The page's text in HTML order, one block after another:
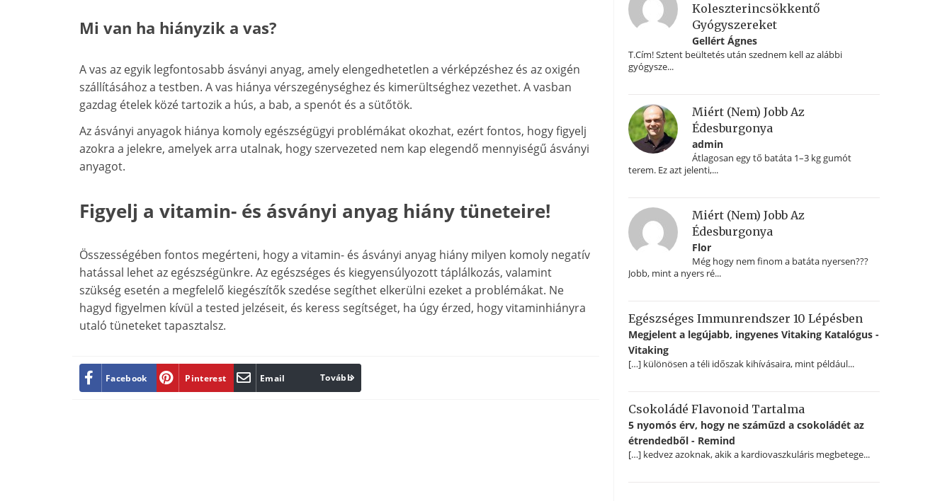
Mi van ha hiányzik a vas?
A vas az egyik legfontosabb ásványi anyag, amely elengedhetetlen a vérképzéshez és az oxigén
szállításához a testben. A vas hiánya vérszegénységhez és kimerültséghez vezethet. A vasban
gazdag ételek közé tartozik a hús, a bab, a spenót és a sütőtök.
Az ásványi anyagok hiánya komoly egészségügyi problémákat okozhat, ezért fontos, hogy figyelj
azokra a jelekre, amelyek arra utalnak, hogy szervezeted nem kap elegendő mennyiségű ásványi
anyagot.
Figyelj a vitamin- és ásványi anyag hiány tüneteire!
Összességében fontos megérteni, hogy a vitamin- és ásványi anyag hiány milyen komoly negatív
hatással lehet az egészségünkre. Az egészséges és kiegyensúlyozott táplálkozás, valamint
szükség esetén a megfelelő kiegészítők szedése segíthet elkerülni ezeket a problémákat. Ne
hagyd figyelmen kívül a tested jelzéseit, és keress segítséget, ha úgy érzed, hogy vitaminhiányra
utaló tüneteket tapasztalsz.
Facebook Pinterest Email Print
Tovább
Koleszterincsökkentő
Gyógyszereket
Gellért Ágnes
T.Cím! Sztent beültetés után szednem kell az alábbi
gyógysze...
Miért (nem) Jobb Az
Édesburgonya
admin
Átlagosan egy tő batáta 1–3 kg gumót
terem. Ez azt jelenti,...
Miért (nem) Jobb Az
Édesburgonya
Flor
Még hogy nem finom a batáta nyersen???
Jobb, mint a nyers ré...
Egészséges Immunrendszer 10 Lépésben
Megjelent a legújabb, ingyenes Vitaking Katalógus -
Vitaking
[…] különösen a téli időszak kihívásaira, mint például...
Csokoládé Flavonoid Tartalma
5 nyomós érv, hogy ne száműzd a csokoládét az
étrendedből - Remind
[…] kedvez azoknak, akik a kardiovaszkuláris megbetege...